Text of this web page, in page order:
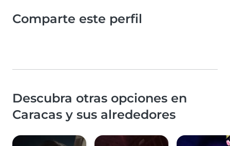
Comparte este perfil
Descubra otras opciones en
Caracas y sus alrededores